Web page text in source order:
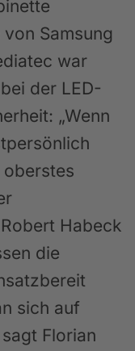
Samsung
war
der LED-
„Wenn
oberstes
Habeck
die
sich auf
Florian